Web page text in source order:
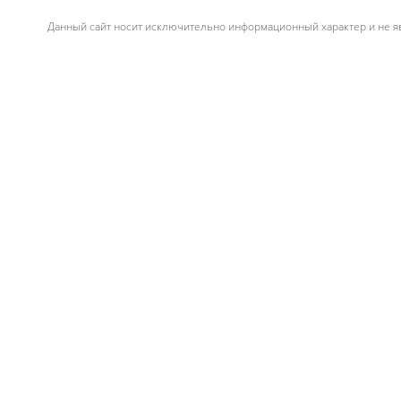
Данный сайт носит исключительно информационный характер и не